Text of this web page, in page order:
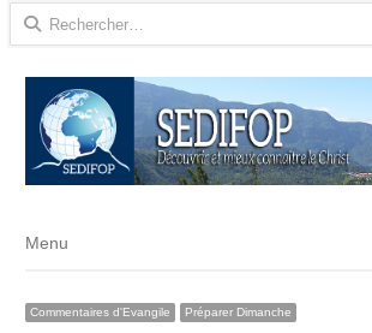
Rechercher :
Menu
Menu
Commentaires d'Evangile Préparer Dimanche